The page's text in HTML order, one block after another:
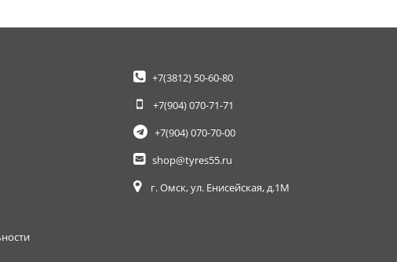
+7(3812)50-60-80
+7(904)070-71-71
+7(904)070-70-00
shop@tyres55.ru
г. Омск, ул. Енисейская, д.1М